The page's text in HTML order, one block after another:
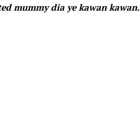
mummy dia ye kawan